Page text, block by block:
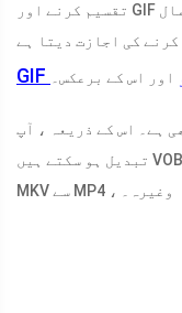
تقسیم کرنے اور GIF ریزولوشن کو تبدیل کرنے کیلئے استعمال
کرنے کی اجازت دیتا ہے
اور اس کے برعکس۔
ہے۔ اس کے ذریعہ ، آپ
تبدیل ہو سکتے ہیں VOB to MP4 ، WMV to MP3 ، MP4 سے WebM ،
MKV سے MP4 ، وغیرہ۔